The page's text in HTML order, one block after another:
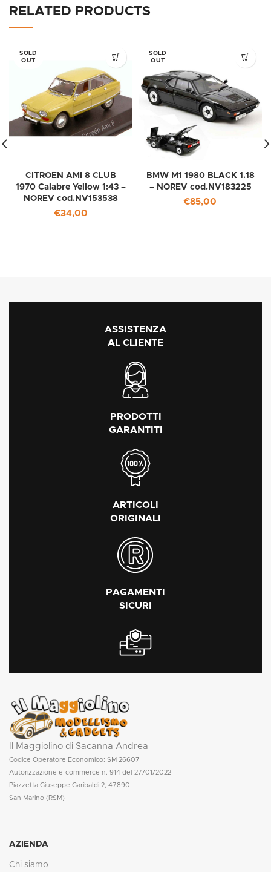
RELATED PRODUCTS
SOLD
OUT
CITROEN AMI 8 CLUB
1970 Calabre Yellow 1:43 –
NOREV cod.NV153538
€34,00
SOLD
OUT
BMW M1 1980 BLACK 1.18
– NOREV cod.NV183225
€85,00
ASSISTENZA
AL CLIENTE
PRODOTTI
GARANTITI
ARTICOLI
ORIGINALI
PAGAMENTI
SICURI
Il Maggiolino di Sacanna Andrea
Codice Operatore Economico: SM 26607
Autorizzazione e-commerce n. 914 del 27/01/2022
Piazzetta Giuseppe Garibaldi 2, 47890
San Marino (RSM)
AZIENDA
Chi siamo